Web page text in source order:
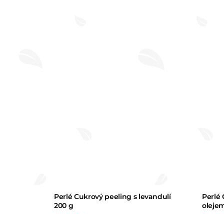
Perlé Cukrový peeling s levandulí
200 g
Perlé